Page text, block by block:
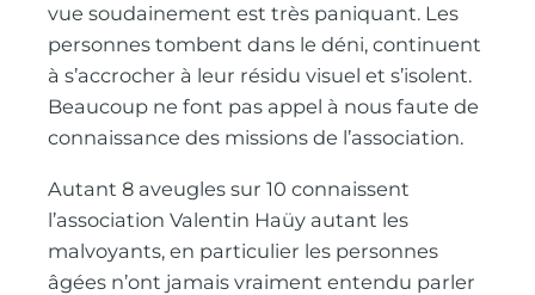
vue soudainement est très paniquant. Les
personnes tombent dans le déni, continuent
à s’accrocher à leur résidu visuel et s’isolent.
Beaucoup ne font pas appel à nous faute de
connaissance des missions de l’association.
Autant 8 aveugles sur 10 connaissent
l’association Valentin Haüy autant les
malvoyants, en particulier les personnes
âgées n’ont jamais vraiment entendu parler